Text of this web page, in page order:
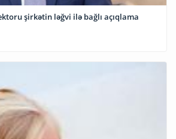
şirkətin ləğvi ilə bağlı açıqlama